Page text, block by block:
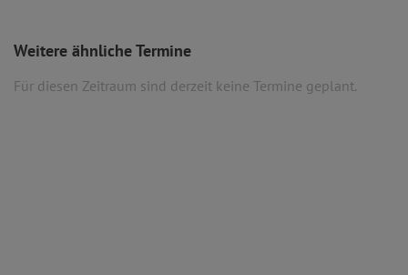
Weitere ähnliche Termine
Für diesen Zeitraum sind derzeit keine Termine geplant.